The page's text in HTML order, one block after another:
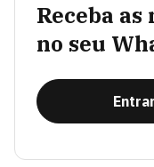
Receba
no seu